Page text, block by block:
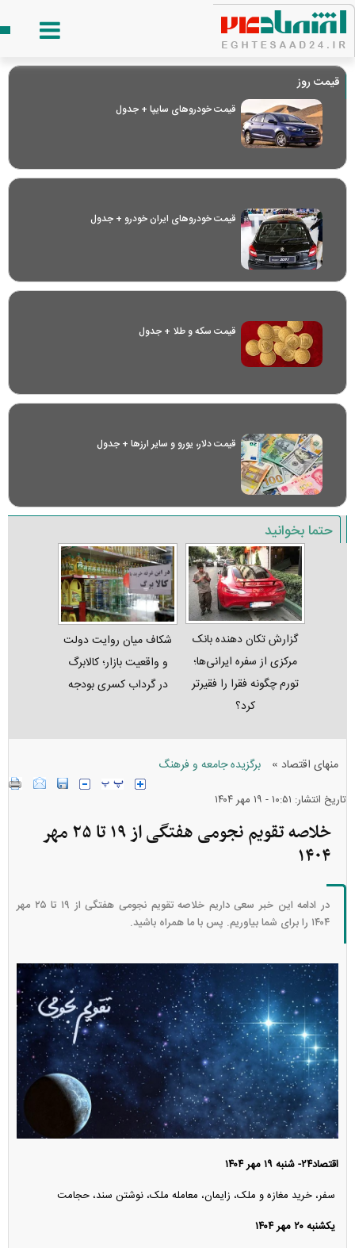
قیمت روز
قیمت خودرو‌های سایپا + جدول
قیمت خودرو‌های ایران خودرو + جدول
قیمت سکه و طلا + جدول
قیمت دلار، یورو و سایر ارز‌ها + جدول
حتما بخوانید
گزارش تکان‌ دهنده بانک
مرکزی از سفره ایرانی‌ها؛
تورم چگونه فقرا را فقیرتر
کرد؟
شکاف میان روایت دولت
و واقعیت بازار؛ کالابرگ
در گرداب کسری بودجه
منهای اقتصاد » برگزیده جامعه و فرهنگ
تاریخ انتشار: ۱۰:۵۱ - ۱۹ مهر ۱۴۰۴
خلاصه تقویم نجومی هفتگی از ۱۹ تا ۲۵ مهر
۱۴۰۴
در ادامه این خبر سعی داریم خلاصه تقویم نجومی هفتگی از ۱۹ تا ۲۵ مهر
۱۴۰۴ را برای شما بیاوریم. پس با ما همراه باشید.
اقتصاد۲۴- شنبه ۱۹ مهر ۱۴۰۴
سفر، خرید مغازه و ملک، زایمان، معامله ملک، نوشتن سند، حجامت
یکشنبه ۲۰ مهر ۱۴۰۴